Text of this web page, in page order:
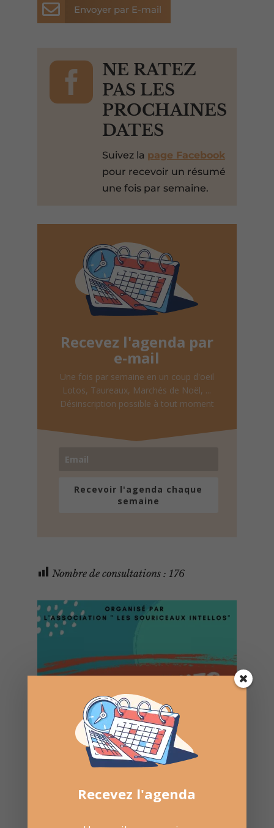
 Envoyer par E-mail

NE RATEZ
PAS LES
PROCHAINES
DATES
Suivez la page Facebook
pour recevoir un résumé
une fois par semaine.
Recevez l'agenda par
e-mail
Une fois par semaine en un coup d'oeil
Lotos, Taureaux, Marchés de Noël, ...
Désinscription possible à tout moment
Recevoir l'agenda chaque
semaine
Nombre de consultations : 176
Recevez l'agenda